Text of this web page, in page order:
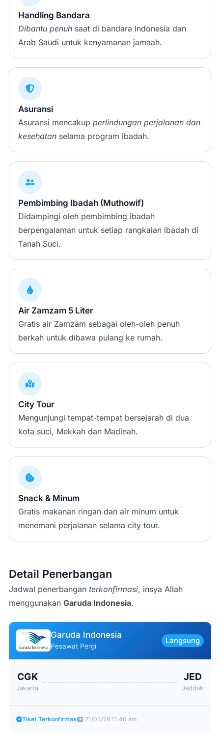
Handling Bandara
Dibantu penuh saat di bandara Indonesia dan
Arab Saudi untuk kenyamanan jamaah.
Asuransi
Asuransi mencakup perlindungan perjalanan dan
kesehatan selama program ibadah.
Pembimbing Ibadah (Muthowif)
Didampingi oleh pembimbing ibadah
berpengalaman untuk setiap rangkaian ibadah di
Tanah Suci.
Air Zamzam 5 Liter
Gratis air Zamzam sebagai oleh-oleh penuh
berkah untuk dibawa pulang ke rumah.
City Tour
Mengunjungi tempat-tempat bersejarah di dua
kota suci, Mekkah dan Madinah.
Snack & Minum
Gratis makanan ringan dan air minum untuk
menemani perjalanan selama city tour.
Detail Penerbangan
Jadwal penerbangan terkonfirmasi, insya Allah
menggunakan Garuda Indonesia.
Garuda Indonesia
Pesawat Pergi
Langsung
CGK
Jakarta
JED
Jeddah
Tiket Terkonfirmasi 21/03/26 11:40 am